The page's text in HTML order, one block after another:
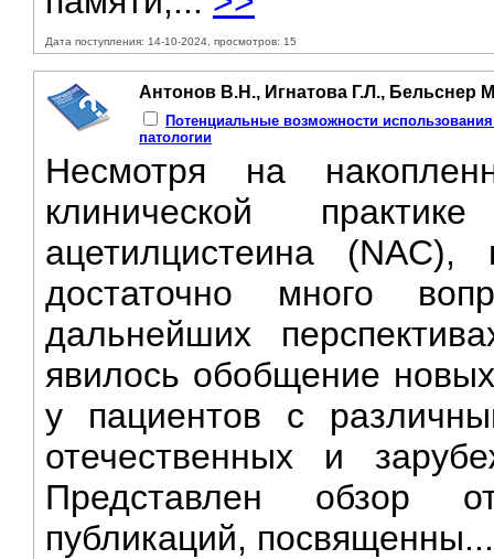
Дата поступления: 14-10-2024, просмотров: 15
Антонов В.Н., Игнатова Г.Л., Бельснер
Потенциальные возможности
патологии
Несмотря на
клинической
ацетилцистеина
достаточно много
дальнейших
явилось обобщение
у пациентов с
отечественных и
Представлен обзор
публикаций,